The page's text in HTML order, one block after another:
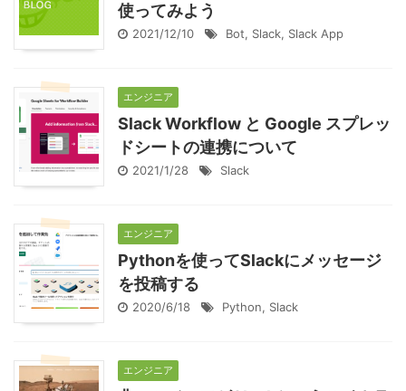
使ってみよう
2021/12/10 Bot, Slack, Slack App
エンジニア
Slack Workflow と Google スプレッ
ドシートの連携について
2021/1/28 Slack
エンジニア
Pythonを使ってSlackにメッセージ
を投稿する
2020/6/18 Python, Slack
エンジニア